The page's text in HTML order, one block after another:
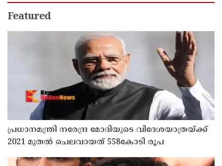
Featured
പ്രധാനമന്ത്രി നരേന്ദ്ര മോദിയുടെ വിദേശയാത്രയ്ക്ക്
2021 മുതല്‍ ചെലവായത് 558കോടി രൂപ